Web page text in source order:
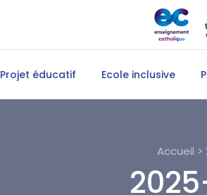
Projet éducatif Ecole inclusive
Accueil >